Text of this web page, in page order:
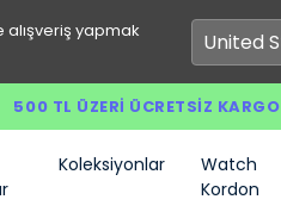
yapmak
500 TL ÜZERI ÜCRETSIZ KARGO
Koleksiyonlar
Watch
Kordon